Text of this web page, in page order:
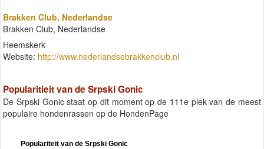
Brakken Club, Nederlandse
Brakken Club, Nederlandse
Heemskerk
Website: http://www.nederlandsebrakkenclub.nl
Popularitieit van de Srpski Gonic
De Srpski Gonic staat op dit moment op de 111e plek van de meest
populaire hondenrassen op de HondenPage
Populariteit van de Srpski Gonic